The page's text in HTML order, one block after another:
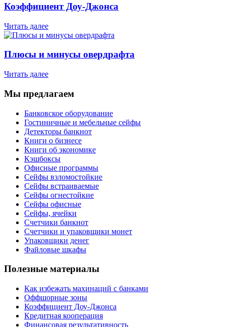
Коэффициент Доу-Джонса
Читать далее
Плюсы и минусы овердрафта
Читать далее
Мы предлагаем
Банковское оборудование
Гостиничные и мебельные сейфы
Детекторы банкнот
Книги о бизнесе
Книги об экономике
Кэшбоксы
Офисные программы
Сейфы взломостойкие
Сейфы встраиваемые
Сейфы огнестойкие
Сейфы офисные
Сейфы, ячейки
Счетчики банкнот
Счетчики и упаковщики монет
Упаковщики денег
Файловые шкафы
Полезные материалы
Как избежать махинаций с банками
Оффшорные зоны
Коэффициент Доу-Джонса
Кредитная кооперация
Финансовая результативность